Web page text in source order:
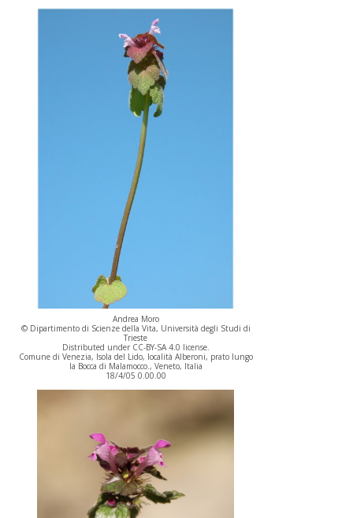
Andrea Moro
© Dipartimento di Scienze della Vita, Università degli Studi di
Trieste
Distributed under CC-BY-SA 4.0 license.
Comune di Venezia, Isola del Lido, località Alberoni, prato lungo
la Bocca di Malamocco., Veneto, Italia
18/4/05 0.00.00